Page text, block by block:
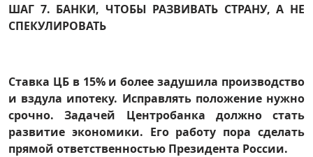
ШАГ 7. БАНКИ, ЧТОБЫ РАЗВИВАТЬ СТРАНУ, А НЕ
СПЕКУЛИРОВАТЬ
Ставка ЦБ в 15% и более задушила производство
и вздула ипотеку. Исправлять положение нужно
срочно. Задачей Центробанка должно стать
развитие экономики. Его работу пора сделать
прямой ответственностью Президента России.